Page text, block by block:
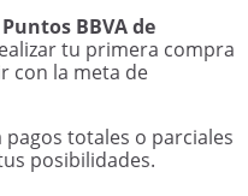
BBVA de
tu primera compra
con la meta de
pagos totales o parciales
posibilidades.